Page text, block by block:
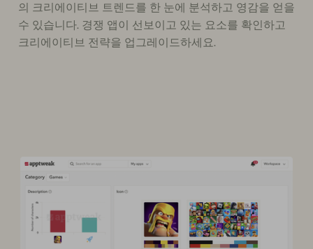
의 크리에이티브 트렌드를 한 눈에 분석하고 영감을 얻을
수 있습니다. 경쟁 앱이 선보이고 있는 요소를 확인하고
크리에이티브 전략을 업그레이드하세요.